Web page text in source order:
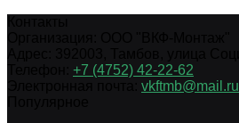
+7 (4752) 42-22-62
vkftmb@mail.ru